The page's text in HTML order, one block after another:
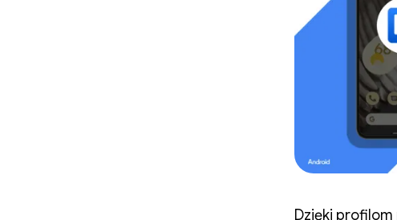
Dzięki profilom